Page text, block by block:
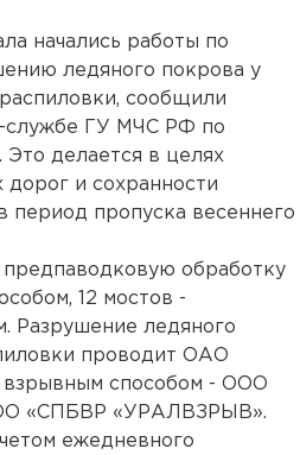
начались работы по
ледяного покрова у
сообщили
службе ГУ МЧС РФ по
Это делается в целях
и сохранности
период пропуска весеннего
предпаводковую обработку
12 мостов -
Разрушение ледяного
проводит ОАО
взрывным способом - ООО
«СПБВР «УРАЛВЗРЫВ».
ежедневного